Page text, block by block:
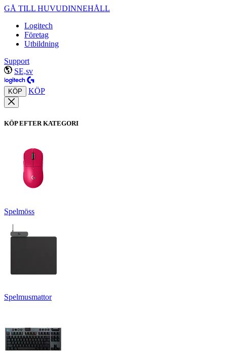
GÅ TILL HUVUDINNEHÅLL
Logitech
Företag
Utbildning
Support
SE,sv
KÖP KÖP
KÖP EFTER KATEGORI
Spelmöss
Spelmusmattor